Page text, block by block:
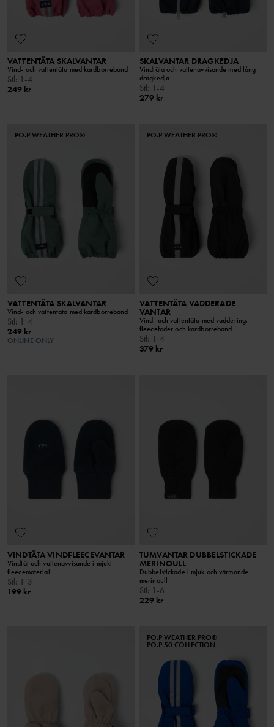
VATTENTÄTA SKALVANTAR
Vind- och vattentäta med kardborreband
Stl: 1-4
249 kr
SKALVANTAR DRAGKEDJA
Vindtäta och vattenavvisande med lång
dragkedja
Stl: 1-4
279 kr
PO.P WEATHER PRO®
VATTENTÄTA SKALVANTAR
Vind- och vattentäta med kardborreband
Stl : 1-4
249 kr
ONLINE ONLY
PO.P WEATHER PRO®
VATTENTÄTA VADDERADE
VANTAR
Vind- och vattentäta med vaddering,
fleecefoder och kardborreband
Stl : 1-4
379 kr
VINDTÄTA VINDFLEECEVANTAR
Vindtät och vattenavvisande i mjukt
fleecematerial
Stl: 1-3
199 kr
TUMVANTAR DUBBELSTICKADE
MERINOULL
Dubbelstickade i mjuk och värmande
merinoull
Stl: 1-6
229 kr
PO.P WEATHER PRO®
PO.P 50 COLLECTION